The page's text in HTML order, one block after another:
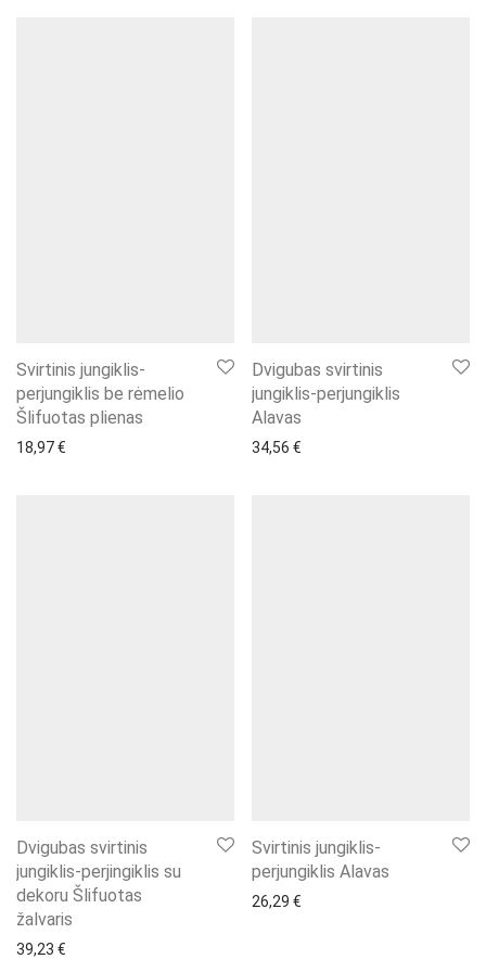
Svirtinis jungiklis-
perjungiklis be rėmelio
Šlifuotas plienas
18,97€
Dvigubas svirtinis
jungiklis-perjungiklis
Alavas
34,56 €
Dvigubas svirtinis
jungiklis-perjingiklis su
dekoru Šlifuotas
žalvaris
39,23 €
Svirtinis jungiklis-
perjungiklis Alavas
26,29 €